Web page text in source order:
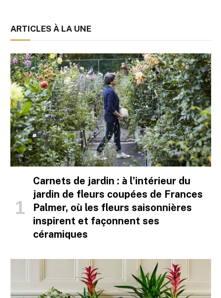
ARTICLES À LA UNE
Carnets de jardin : à l’intérieur du
jardin de fleurs coupées de Frances
Palmer, où les fleurs saisonnières
inspirent et façonnent ses
céramiques